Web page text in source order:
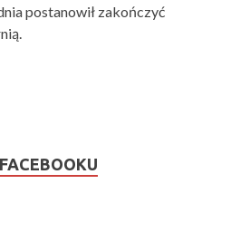
postanowił zakończyć